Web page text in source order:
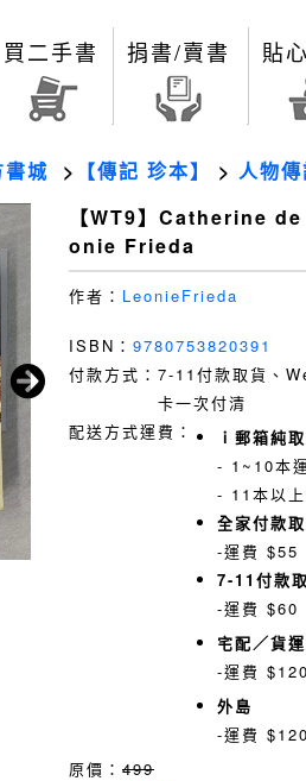
買二手書 捐書/賣書 貼
城 > 【傳記 珍本】 > 人物傳
【WT9】Catherine
onie Frieda
作者： LeonieFrieda
ISBN： 9780753820391
付款方式： 7-11付款取貨、
卡一次付清
配送方式運費：
ｉ郵箱純
- 1~10本
- 11本以
全家付款
-運費 $55
7-11付款
-運費 $60
宅配／貨
-運費 $120
外島
-運費 $120
原價： 499